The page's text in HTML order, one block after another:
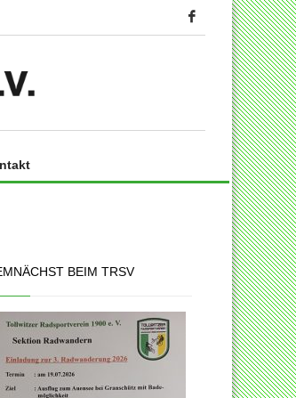
BEIM TRSV